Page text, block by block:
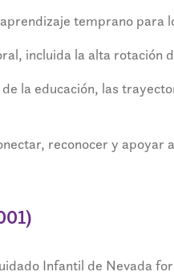
temprano para
incluida la alta rotación
la educación, las
reconocer y apoyar
Infantil de Nevada